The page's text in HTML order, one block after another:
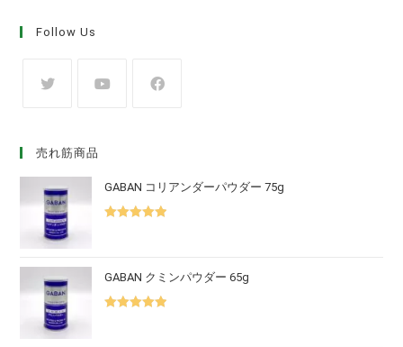
Follow Us
売れ筋商品
GABAN コリアンダーパウダー 75g
GABAN クミンパウダー 65g